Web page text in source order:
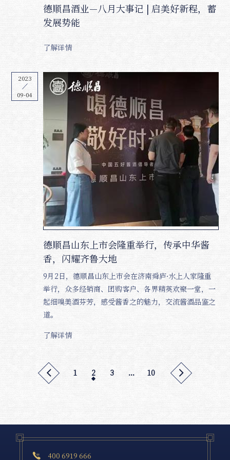
德顺昌酒业—八月大事记 | 启美好新程，蓄
发展势能
了解详情
2023
09-04
德顺昌山东上市会隆重举行，传承中华酱
香，闪耀齐鲁大地
9月2日，德顺昌山东上市会在济南舜庐·水上人家隆重
举行，众多经销商、团购客户、各界精英欢聚一堂，一
起细嗅美酒芬芳，感受酱香之的魅力，交流酱酒品鉴之
道。
了解详情
 1 2 3 ... 10 
 400 6919 666